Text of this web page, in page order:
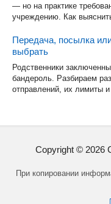
— но на практике
учреждению. Как
Передача, посылка
выбрать
Родственники
бандероль. Разбираем
отправлений, их лимиты
Copyright © 2026
При копировании